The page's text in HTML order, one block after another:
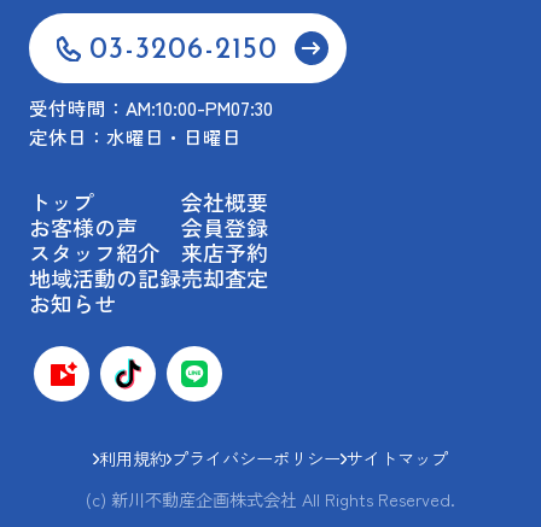
03-3206-2150
受付時間：AM:10:00-PM07:30
定休日：水曜日・日曜日
トップ
お客様の声
スタッフ紹介
地域活動の記録
お知らせ
会社概要
会員登録
来店予約
売却査定
利用規約 プライバシーポリシー サイトマップ
(c) 新川不動産企画株式会社 All Rights Reserved.